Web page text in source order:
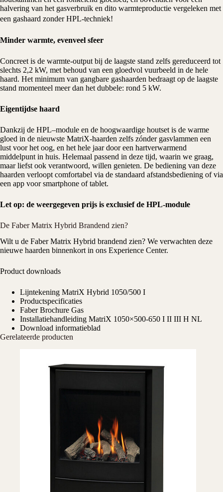
halvering van het gasverbruik en dito warmteproductie vergeleken met
een gashaard zonder HPL-techniek!
Minder warmte, evenveel sfeer
Concreet is de warmte-output bij de laagste stand zelfs gereduceerd tot
slechts 2,2 kW, met behoud van een gloedvol vuurbeeld in de hele
haard. Het minimum van gangbare gashaarden bedraagt op de laagste
stand momenteel meer dan het dubbele: rond 5 kW.
Eigentijdse haard
Dankzij de HPL–module en de hoogwaardige houtset is de warme
gloed in de nieuwste MatriX-haarden zelfs zónder gasvlammen een
lust voor het oog, en het hele jaar door een hartverwarmend
middelpunt in huis. Helemaal passend in deze tijd, waarin we graag,
maar liefst ook verantwoord, willen genieten. De bediening van deze
haarden verloopt comfortabel via de standaard afstandsbediening of via
een app voor smartphone of tablet.
Let op: de weergegeven prijs is exclusief de HPL-module
De Faber Matrix Hybrid Brandend zien?
Wilt u de Faber Matrix Hybrid brandend zien? We verwachten deze
nieuwe haarden binnenkort in ons Experience Center.
Product downloads
Lijntekening MatriX Hybrid 1050/500 I
Productspecificaties
Faber Brochure Gas
Installatiehandleiding MatriX 1050×500-650 I II III H NL
Download informatieblad
Gerelateerde producten